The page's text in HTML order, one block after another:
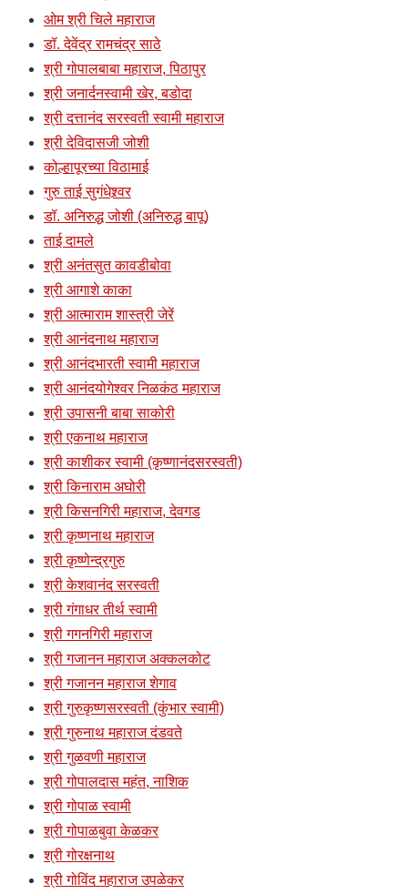
ओम श्री चिले महाराज
डॉ. देवेंद्र रामचंद्र साठे
श्री गोपालबाबा महाराज, पिठापुर
श्री जनार्दनस्वामी खेर, बडोदा
श्री दत्तानंद सरस्वती स्वामी महाराज
श्री देविदासजी जोशी
कोल्हापूरच्या विठामाई
गुरु ताई सुगंधेश्र्वर
डॉ. अनिरुद्ध जोशी (अनिरुद्ध बापू)
ताई दामले
श्री अनंतसुत कावडीबोवा
श्री आगाशे काका
श्री आत्माराम शास्त्री जेरें
श्री आनंदनाथ महाराज
श्री आनंदभारती स्वामी महाराज
श्री आनंदयोगेश्वर निळकंठ महाराज
श्री उपासनी बाबा साकोरी
श्री एकनाथ महाराज
श्री काशीकर स्वामी (कृष्णानंदसरस्वती)
श्री किनाराम अघोरी
श्री किसनगिरी महाराज, देवगड
श्री कृष्णनाथ महाराज
श्री कृष्णेन्द्रगुरु
श्री केशवानंद सरस्वती
श्री गंगाधर तीर्थ स्वामी
श्री गगनगिरी महाराज
श्री गजानन महाराज अक्कलकोट
श्री गजानन महाराज शेगाव
श्री गुरुकृष्णसरस्वती (कुंभार स्वामी)
श्री गुरुनाथ महाराज दंडवते
श्री गुळवणी महाराज
श्री गोपालदास महंत, नाशिक
श्री गोपाळ स्वामी
श्री गोपाळबुवा केळकर
श्री गोरक्षनाथ
श्री गोविंद महाराज उपळेकर